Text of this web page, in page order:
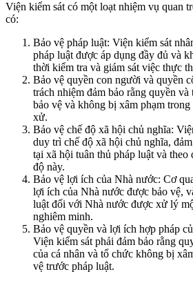
Viện kiểm sát có một loạt nhiệm vụ quan
có:
Bảo vệ pháp luật: Viện kiểm sát
pháp luật được áp dụng đầy đủ và
thời kiểm tra và giám sát việc thực
Bảo vệ quyền con người và quyền
trách nhiệm đảm bảo rằng quyền
bảo vệ và không bị xâm phạm
xử.
Bảo vệ chế độ xã hội chủ nghĩa:
duy trì chế độ xã hội chủ nghĩa,
tại xã hội tuân thủ pháp luật và theo
độ này.
Bảo vệ lợi ích của Nhà nước: Cơ
lợi ích của Nhà nước được bảo vệ,
luật đối với Nhà nước được xử lý
nghiêm minh.
Bảo vệ quyền và lợi ích hợp pháp
Viện kiểm sát phải đảm bảo rằng
của cá nhân và tổ chức không bị
vệ trước pháp luật.